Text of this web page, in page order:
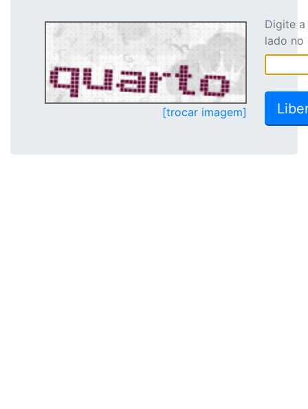
[trocar imagem]
Digite
lado no